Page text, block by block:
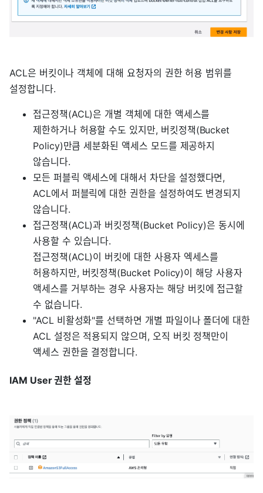
ACL은 버킷이나 객체에 대해 요청자의 권한 허용 범위를
설정합니다.
접근정책(ACL)은 개별 객체에 대한 액세스를
제한하거나 허용할 수도 있지만, 버킷정책(Bucket
Policy)만큼 세분화된 액세스 모드를 제공하지
않습니다.
모든 퍼블릭 액세스에 대해서 차단을 설정했다면,
ACL에서 퍼블릭에 대한 권한을 설정하여도 변경되지
않습니다.
접근정책(ACL)과 버킷정책(Bucket Policy)은 동시에
사용할 수 있습니다.
접근정책(ACL)이 버킷에 대한 사용자 엑세스를
허용하지만, 버킷정책(Bucket Policy)이 해당 사용자
액세스를 거부하는 경우 사용자는 해당 버킷에 접근할
수 없습니다.
"ACL 비활성화"를 선택하면 개별 파일이나 폴더에 대한
ACL 설정은 적용되지 않으며, 오직 버킷 정책만이
액세스 권한을 결정합니다.
IAM User 권한 설정